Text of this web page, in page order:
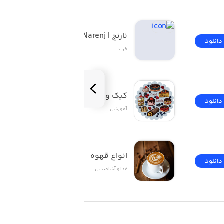
کنیم تا بهترین روز زندگیمان
دانلود
دانلود
دانلود
نارنج | Narenj
خرید
کیک و شیرینی
آموزشی
انواع قهوه
غذا و آشامیدنی